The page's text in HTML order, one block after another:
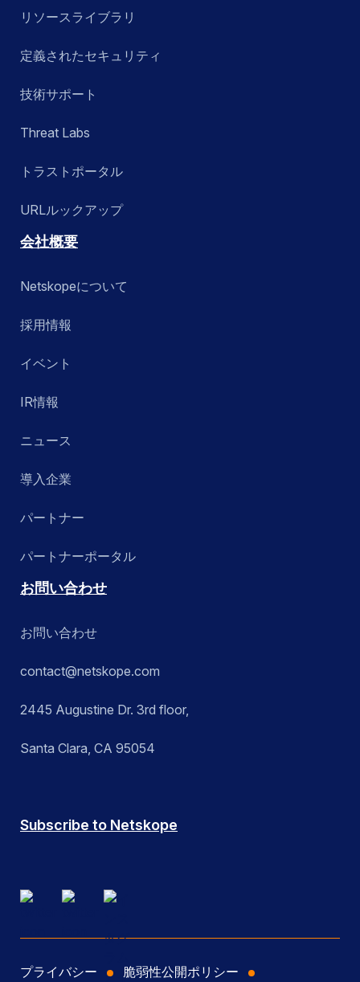
リソースライブラリ
定義されたセキュリティ
技術サポート
Threat Labs
トラストポータル
URLルックアップ
会社概要
Netskopeについて
採用情報
イベント
IR情報
ニュース
導入企業
パートナー
パートナーポータル
お問い合わせ
お問い合わせ
contact@netskope.com
2445 Augustine Dr. 3rd floor,
Santa Clara, CA 95054
Subscribe to Netskope
プライバシー 脆弱性公開ポリシー